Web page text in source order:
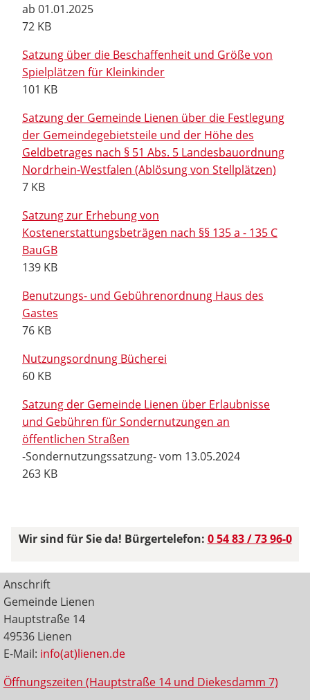
ab 01.01.2025
72 KB
Satzung über die Beschaffenheit und Größe von
Spielplätzen für Kleinkinder
101 KB
Satzung der Gemeinde Lienen über die Festlegung
der Gemeindegebietsteile und der Höhe des
Geldbetrages nach § 51 Abs. 5 Landesbauordnung
Nordrhein-Westfalen (Ablösung von Stellplätzen)
7 KB
Satzung zur Erhebung von
Kostenerstattungsbeträgen nach §§ 135 a - 135 C
BauGB
139 KB
Benutzungs- und Gebührenordnung Haus des
Gastes
76 KB
Nutzungsordnung Bücherei
60 KB
Satzung der Gemeinde Lienen über Erlaubnisse
und Gebühren für Sondernutzungen an
öffentlichen Straßen
-Sondernutzungssatzung- vom 13.05.2024
263 KB
Wir sind für Sie da! Bürgertelefon: 0 54 83 / 73 96-0
Anschrift
Gemeinde Lienen
Hauptstraße 14
49536 Lienen
E-Mail: info(at)lienen.de
Öffnungszeiten (Hauptstraße 14 und Diekesdamm 7)